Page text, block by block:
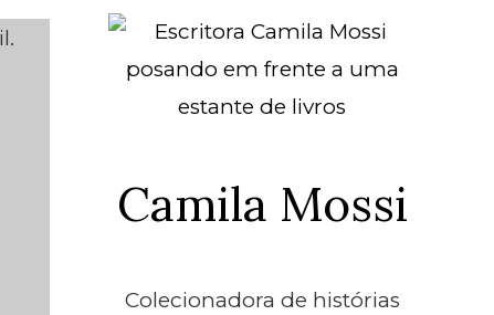
Camila Mossi
Colecionadora de histórias